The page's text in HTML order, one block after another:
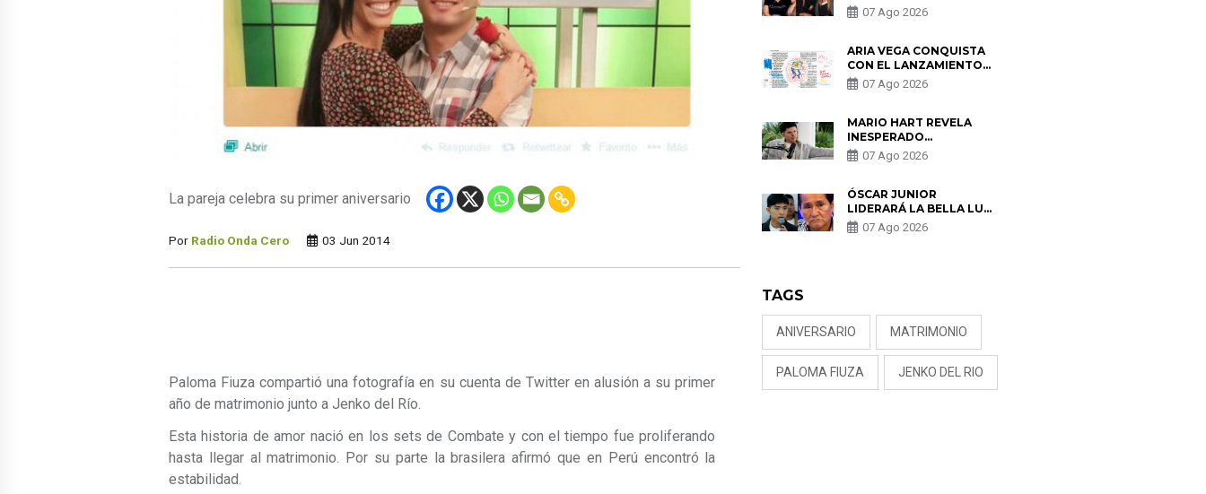
La pareja celebra su primer aniversario
Por Radio Onda Cero 03 Jun 2014
Paloma Fiuza compartió una fotografía en su cuenta de Twitter en alusión a su primer
año de matrimonio junto a Jenko del Río.
Esta historia de amor nació en los sets de Combate y con el tiempo fue proliferando
hasta llegar al matrimonio. Por su parte la brasilera afirmó que en Perú encontró la
estabilidad.
BUSCADO PABLO
HEREDIA CON ALE
PARTES QUERÍA EL
REMEMBER”
07 Ago 2026
ARIA VEGA CONQUISTA
CON EL LANZAMIENTO
DE “TOTOTO (+4)”
07 Ago 2026
MARIO HART REVELA
INESPERADO
PROBLEMA DE SALUD
ANTES DE SEPARARSE
ENCONTRARON UN
TUMOR”
07 Ago 2026
ÓSCAR JUNIOR
LIDERARÁ LA BELLA LUZ
TRAS SALIDA DE SU
PADRE POR POLÉMICA
07 Ago 2026
TAGS
ANIVERSARIO MATRIMONIO
PALOMA FIUZA JENKO DEL RIO